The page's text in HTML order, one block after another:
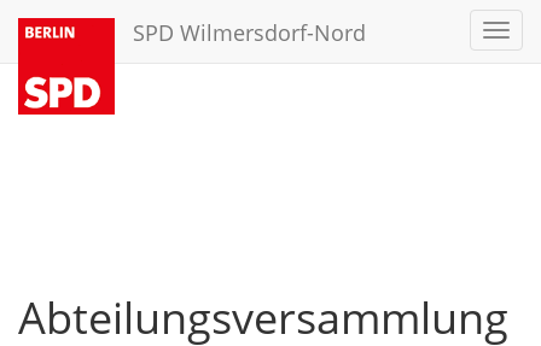
SPD Wilmersdorf-Nord
Abteilungsversammlung